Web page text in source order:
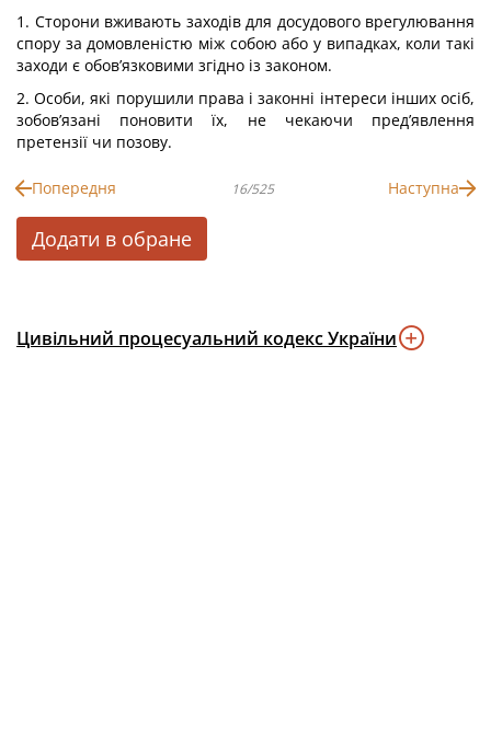
1. Сторони вживають заходів для досудового врегулювання
спору за домовленістю між собою або у випадках, коли такі
заходи є обов’язковими згідно із законом.
2. Особи, які порушили права і законні інтереси інших осіб,
зобов’язані поновити їх, не чекаючи пред’явлення
претензії чи позову.
Попередня 16/525 Наступна
Додати в обране
Цивільний процесуальний кодекс України